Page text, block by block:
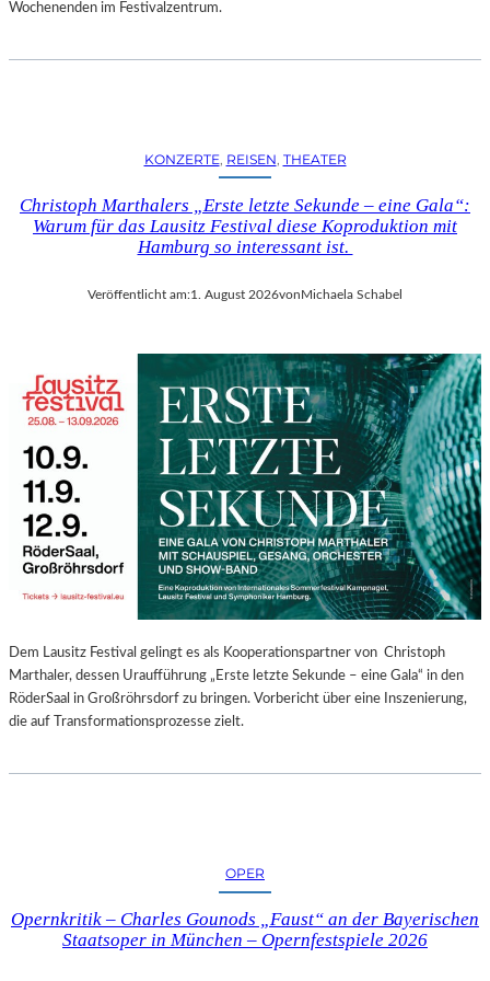
W
S
C
H
N
N
S
T
Ü
H
L
E
N
“
–
A
U
S
S
T
R
I
Wochenenden im Festivalzentrum.
KONZERTE, REISEN THEATER
Christoph Marthalers „Erste letzte Sekunde – eine Gala“:
Warum für das Lausitz Festival diese Koproduktion mit
Hamburg so interessant ist.
Veröffentlicht am:1. August 2026vonMichaela Schabel
Dem Lausitz Festival gelingt es als Kooperationspartner von Christoph
Marthaler, dessen Uraufführung „Erste letzte Sekunde – eine Gala“ in den
RöderSaal in Großröhrsdorf zu bringen. Vorbericht über eine Inszenierung,
die auf Transformationsprozesse zielt.
OPER
Opernkritik – Charles Gounods „Faust“ an der Bayerischen
Staatsoper in München – Opernfestspiele 2026